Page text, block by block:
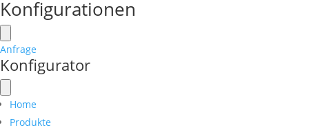
Konfigurationen
Anfrage
Konfigurator
Home
Produkte